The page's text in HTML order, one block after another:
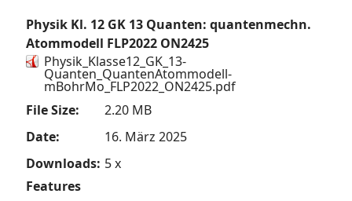
Physik Kl. 12 GK 13 Quanten: quantenmechn.
Atommodell FLP2022 ON2425
Physik_Klasse12_GK_13-
Quanten_QuantenAtommodell-
mBohrMo_FLP2022_ON2425.pdf
File Size:
2.20 MB
Date:
16. März 2025
Downloads: 5 x
Features